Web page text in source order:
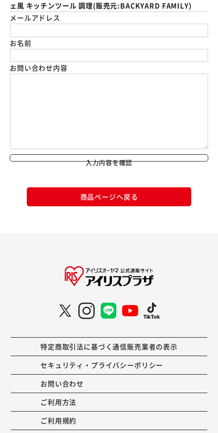
ェ風 キッチンツール 調理(販売元:BACKYARD FAMILY)
メールアドレス
お名前
お問い合わせ内容
入力内容を確認
商品ページへ戻る
特定商取引法に基づく通信販売業者の表示
セキュリティ・プライバシーポリシー
お問い合わせ
ご利用方法
ご利用規約